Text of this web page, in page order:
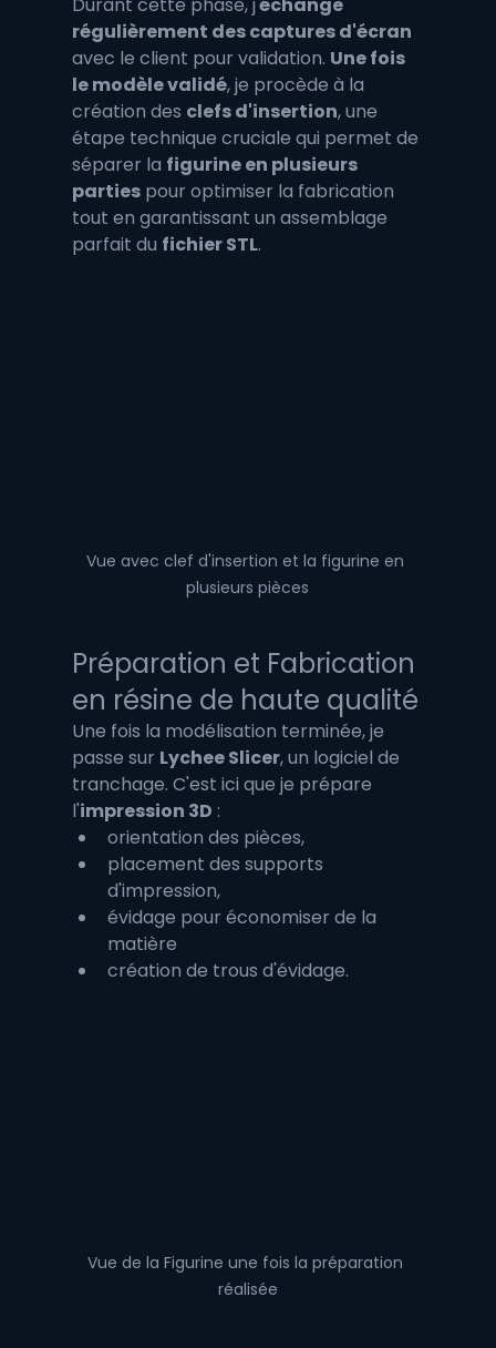
régulièrement des captures d'écran
avec le client pour validation. Une fois
le modèle validé, je procède à la
création des clefs d'insertion, une
étape technique cruciale qui permet de
séparer la figurine en plusieurs
parties pour optimiser la fabrication
tout en garantissant un assemblage
parfait du fichier STL.
Vue avec clef d'insertion et la figurine en
plusieurs pièces
Préparation et Fabrication
en résine de haute qualité
Une fois la modélisation terminée, je
passe sur Lychee Slicer, un logiciel de
tranchage. C'est ici que je prépare
l'impression 3D :
orientation des pièces,
placement des supports
d'impression,
évidage pour économiser de la
matière
création de trous d'évidage.
Vue de la Figurine une fois la préparation
réalisée